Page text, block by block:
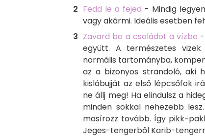
Fedd le a fejed - Mindig
vagy akármi. Ideális esetben
Zavard be a családot a vízbe
együtt. A természetes
normális tartományba,
az a bizonyos strandoló, aki
kislábujját az első lépcsőfok
ne állj meg! Ha elindulsz a
minden sokkal nehezebb
masírozz tovább. Így pikk-
Jeges-tengerből Karib-